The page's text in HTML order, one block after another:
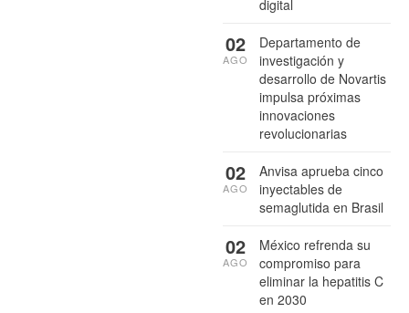
digital
Departamento de
investigación y
desarrollo de Novartis
impulsa próximas
innovaciones
revolucionarias
02
AGO
Anvisa aprueba cinco
inyectables de
semaglutida en Brasil
02
AGO
México refrenda su
compromiso para
eliminar la hepatitis C
en 2030
02
AGO